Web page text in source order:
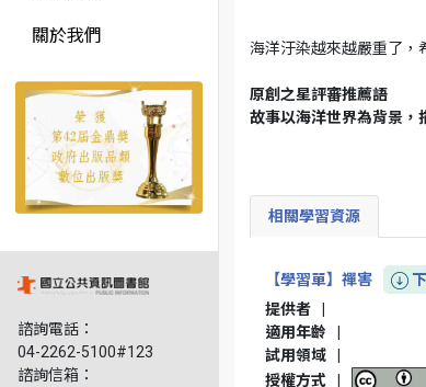
關於我們
諮詢電話：
04-2262-5100#123
諮詢信箱：
海洋汙染越來越嚴重了，
原創之星評審推薦語
故事以海洋世界為背景，
相關學習資源
【學習單】禪害
提供者
適用年齡
試用領域
授權方式